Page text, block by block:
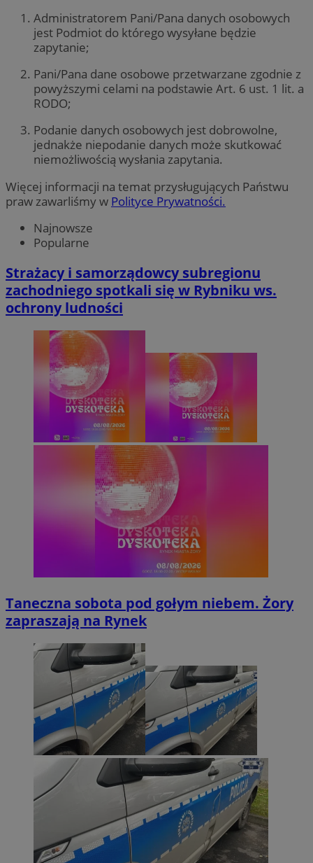
Administratorem Pani/Pana danych osobowych
jest Podmiot do którego wysyłane będzie
zapytanie;
Pani/Pana dane osobowe przetwarzane zgodnie z
powyższymi celami na podstawie Art. 6 ust. 1 lit. a
RODO;
Podanie danych osobowych jest dobrowolne,
jednakże niepodanie danych może skutkować
niemożliwością wysłania zapytania.
Więcej informacji na temat przysługujących Państwu
praw zawarliśmy w Polityce Prywatności.
Najnowsze
Popularne
Strażacy i samorządowcy subregionu
zachodniego spotkali się w Rybniku ws.
ochrony ludności
Taneczna sobota pod gołym niebem. Żory
zapraszają na Rynek